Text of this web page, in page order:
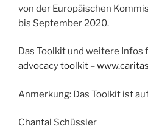
von der Europäischen
bis September 2020.
Das Toolkit und weitere Infos
advocacy toolkit –
Anmerkung: Das Toolkit ist
Chantal Schüssler